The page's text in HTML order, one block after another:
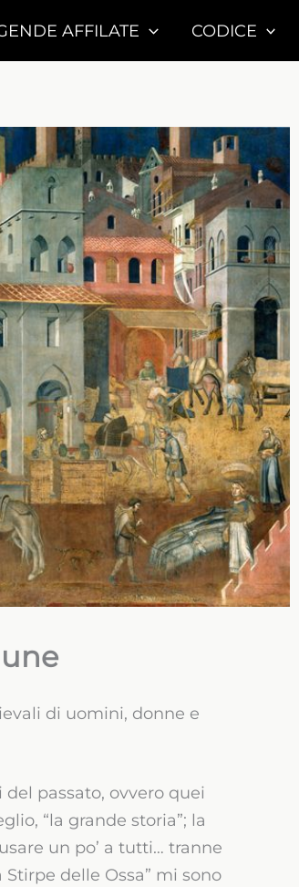
AFFILATE CODICE
di uomini, donne e
passato, ovvero quei
“la grande storia”; la
un po’ a tutti… tranne
delle Ossa” mi sono